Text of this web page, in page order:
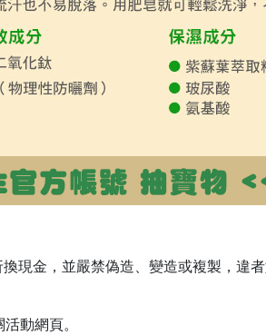
現金，並嚴禁偽造、變造或複製，違
動網頁。